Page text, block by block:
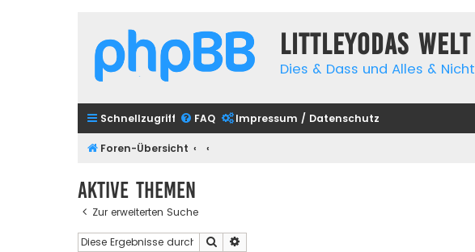
Littleyodas Welt
Dies & Dass und Alles &
Schnellzugriff FAQ Impressum / Datenschutz
Foren-Übersicht
Aktive Themen
Zur erweiterten Suche
Suche